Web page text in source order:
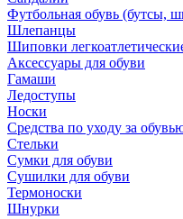
Футбольная обувь (бутсы,
Шлепанцы
Шиповки
Аксессуары для обуви
Гамаши
Ледоступы
Носки
Средства по уходу за
Стельки
Сумки для обуви
Сушилки для обуви
Термоноски
Шнурки